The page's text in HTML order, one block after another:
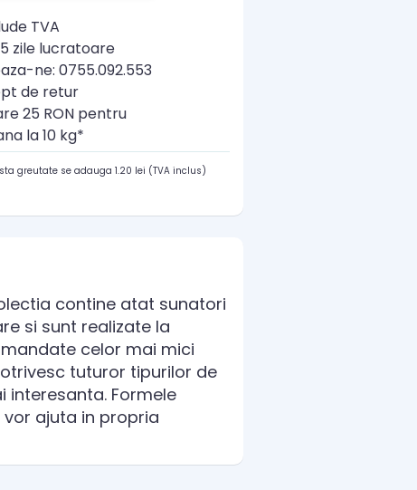
TVA
zile lucratoare
ne: 0755.092.553
de retur
25 RON pentru
la 10 kg*
greutate se adauga 1.20 lei (TVA inclus)
contine atat sunatori
si sunt realizate la
celor mai mici
tuturor tipurilor de
interesanta. Formele
vor ajuta in propria